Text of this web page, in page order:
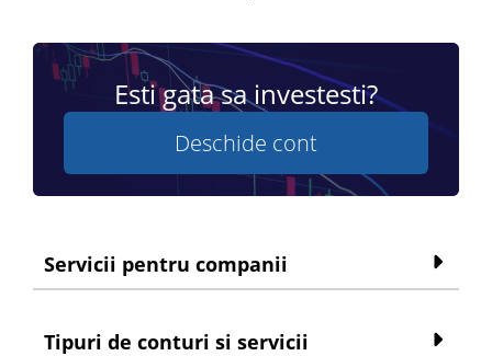
Esti gata sa investesti?
Deschide cont
Servicii pentru companii
Tipuri de conturi si servicii